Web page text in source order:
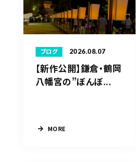
ブログ 2026.08.07
【新作公開】鎌倉・鶴岡
八幡宮の”ぼんぼ...
MORE